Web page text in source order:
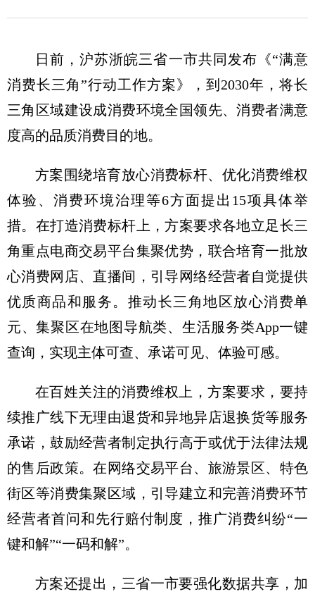
日前，沪苏浙皖三省一市共同发布《“满意
消费长三角”行动工作方案》，到2030年，将长
三角区域建设成消费环境全国领先、消费者满意
度高的品质消费目的地。
方案围绕培育放心消费标杆、优化消费维权
体验、消费环境治理等6方面提出15项具体举
措。在打造消费标杆上，方案要求各地立足长三
角重点电商交易平台集聚优势，联合培育一批放
心消费网店、直播间，引导网络经营者自觉提供
优质商品和服务。推动长三角地区放心消费单
元、集聚区在地图导航类、生活服务类App一键
查询，实现主体可查、承诺可见、体验可感。
在百姓关注的消费维权上，方案要求，要持
续推广线下无理由退货和异地异店退换货等服务
承诺，鼓励经营者制定执行高于或优于法律法规
的售后政策。在网络交易平台、旅游景区、特色
街区等消费集聚区域，引导建立和完善消费环节
经营者首问和先行赔付制度，推广消费纠纷“一
键和解”“一码和解”。
方案还提出，三省一市要强化数据共享，加